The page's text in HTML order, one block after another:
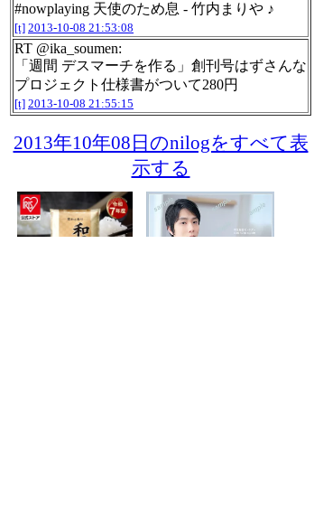
#nowplaying 天使のため息 - 竹内まりや ♪
[t] 2013-10-08 21:53:08
RT @ika_soumen:
「週間 デスマーチを作る」創刊号はずさんな
プロジェクト仕様書がついて280円
[t] 2013-10-08 21:55:15
2013年10年08日のnilogをすべて表
示する